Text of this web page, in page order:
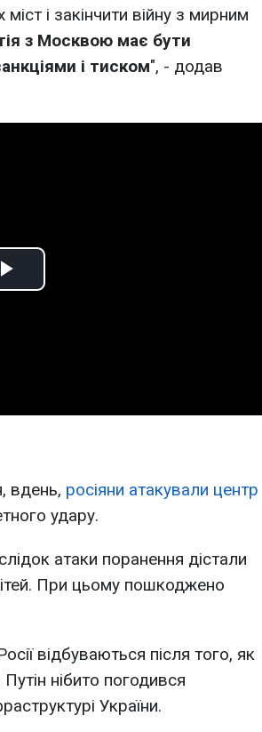
і закінчити війну з мирним
з Москвою має бути
і тиском", - додав
Play
вдень, росіяни атакували центр
удару.
атаки поранення дістали
При цьому пошкоджено
відбуваються після того, як
нібито погодився
України.